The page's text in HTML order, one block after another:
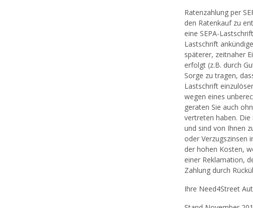
Ratenzahlung per
den Ratenkauf zu
eine SEPA-
Lastschrift
späterer, zeitnaher
erfolgt (z.B. durch
Sorge zu tragen,
Lastschrift
wegen eines
geraten Sie auch
vertreten haben.
und sind von Ihnen
oder Verzugszinsen
der hohen Kosten,
einer Reklamation,
Zahlung durch
Ihre Need4Street